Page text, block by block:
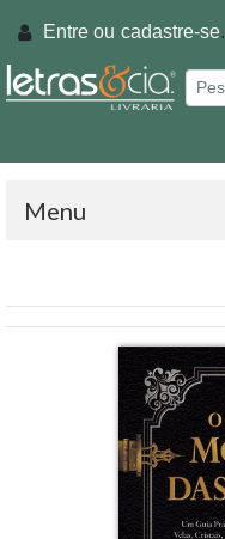
Entre ou cadastre-se.
Menu